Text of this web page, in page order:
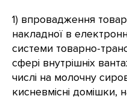
1) впровадження
накладної в
системи товарно-
сфері внутрішніх
числі на молочну
кисневмісні домішки,